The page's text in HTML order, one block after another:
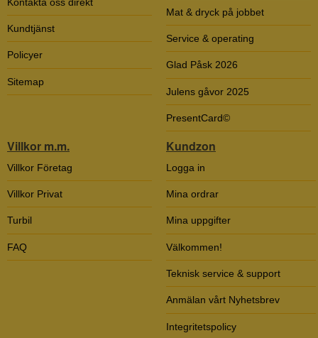
Kundtjänst
Policyer
Sitemap
Mat & dryck på jobbet
Service & operating
Glad Påsk 2026
Julens gåvor 2025
PresentCard©
Villkor m.m.
Villkor Företag
Villkor Privat
Turbil
FAQ
Kundzon
Logga in
Mina ordrar
Mina uppgifter
Välkommen!
Teknisk service & support
Anmälan vårt Nyhetsbrev
Integritetspolicy